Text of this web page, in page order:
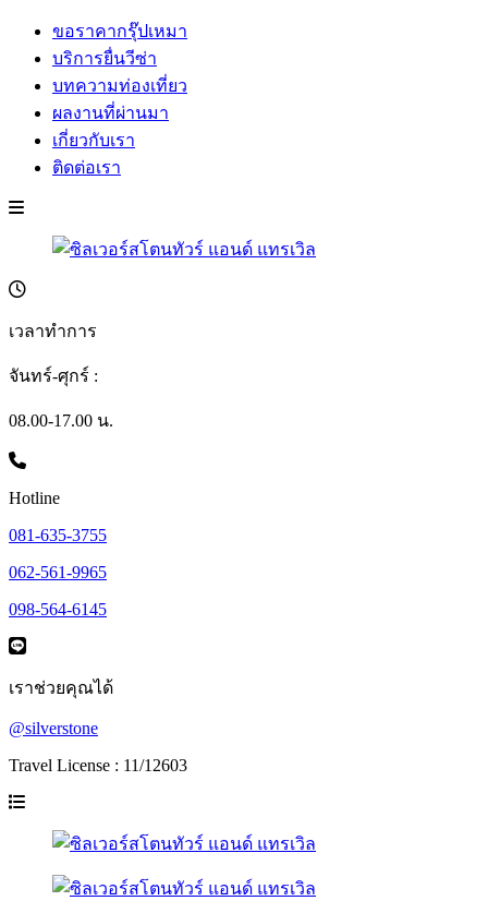
ขอราคากรุ๊ปเหมา
บริการยื่นวีซ่า
บทความท่องเที่ยว
ผลงานที่ผ่านมา
เกี่ยวกับเรา
ติดต่อเรา
เวลาทำการ
จันทร์-ศุกร์ :
08.00-17.00 น.
Hotline
081-635-3755
062-561-9965
098-564-6145
เราช่วยคุณได้
@silverstone
Travel License : 11/12603